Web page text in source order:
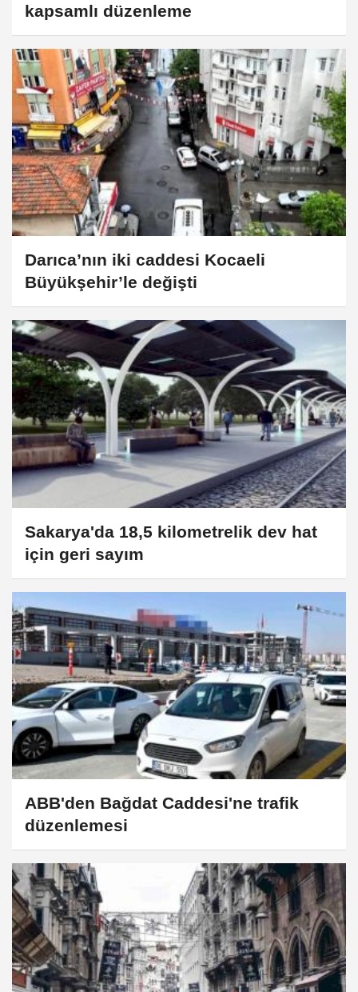
kapsamlı düzenleme
Darıca’nın iki caddesi Kocaeli
Büyükşehir’le değişti
Sakarya'da 18,5 kilometrelik dev hat
için geri sayım
ABB'den Bağdat Caddesi'ne trafik
düzenlemesi